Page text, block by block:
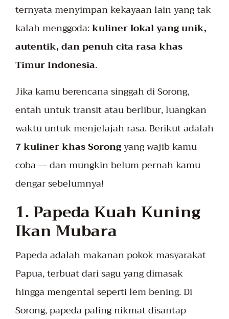
ternyata menyimpan kekayaan lain yang tak
kalah menggoda:kuliner lokal yang unik,
autentik, dan penuh cita rasa khas
Timur Indonesia.
Jika kamu berencana singgah di Sorong,
entah untuk transit atau berlibur, luangkan
waktu untuk menjelajah rasa. Berikut adalah
7 kuliner khas Sorongyang wajib kamu
coba — dan mungkin belum pernah kamu
dengar sebelumnya!
1. Papeda Kuah Kuning
Ikan Mubara
Papeda adalah makanan pokok masyarakat
Papua, terbuat dari sagu yang dimasak
hingga mengental seperti lem bening. Di
Sorong, papeda paling nikmat disantap